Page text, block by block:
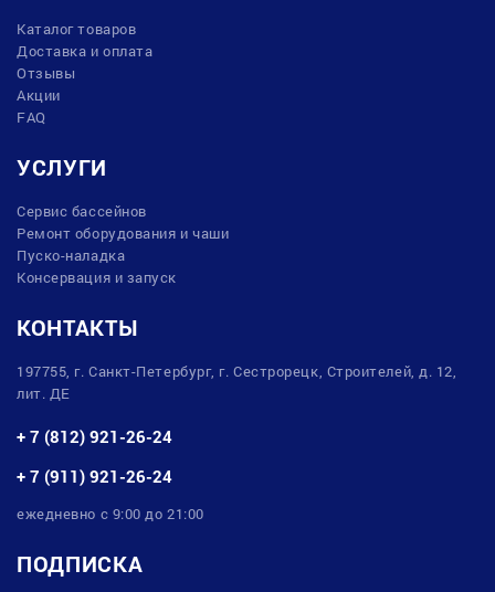
Каталог товаров
Доставка и оплата
Отзывы
Акции
FAQ
УСЛУГИ
Сервис бассейнов
Ремонт оборудования и чаши
Пуско-наладка
Консервация и запуск
КОНТАКТЫ
197755, г. Санкт-Петербург, г. Сестрорецк, Строителей, д. 12,
лит. ДЕ
+ 7 (812) 921-26-24
+ 7 (911) 921-26-24
ежедневно с 9:00 до 21:00
ПОДПИСКА